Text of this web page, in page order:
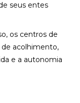
seus entes
os centros de
acolhimento,
e a autonomia